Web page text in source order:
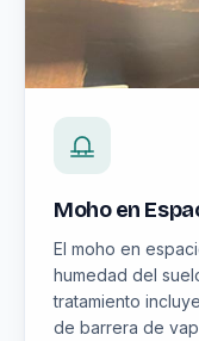
Moho en
El moho en
humedad del
tratamiento
de barrera de